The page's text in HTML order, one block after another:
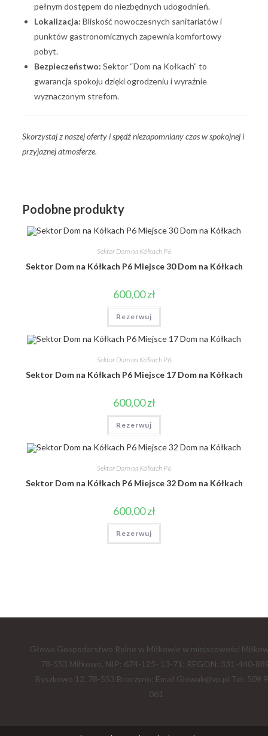
pełnym dostępem do niezbędnych udogodnień.
Lokalizacja: Bliskość nowoczesnych sanitariatów i
punktów gastronomicznych zapewnia komfortowy
pobyt.
Bezpieczeństwo: Sektor “Dom na Kołkach” to
gwarancja spokoju dzięki ogrodzeniu i wyraźnie
wyznaczonym strefom.
Skorzystaj z naszej oferty i spędź niezapomniany czas w spokojnej i
przyjaznej atmosferze.
Podobne produkty
Sektor Dom na Kółkach P6
Sektor Dom na Kółkach P6 Miejsce 30 Dom na Kółkach
600,00zł
Rezerwuj
Sektor Dom na Kółkach P6
Sektor Dom na Kółkach P6 Miejsce 17 Dom na Kółkach
600,00zł
Rezerwuj
Sektor Dom na Kółkach P6
Sektor Dom na Kółkach P6 Miejsce 32 Dom na Kółkach
600,00zł
Rezerwuj
Głowa Gospodarstwo Rolne w Miłkowie w miejscowości
78-553 Miłkowo, NIP: 674-125- 13-71; REGON: 331-440-
Byszkowo 12, 78-553 Broczyno; Email Glowak@vp.pl Tel: 509
061